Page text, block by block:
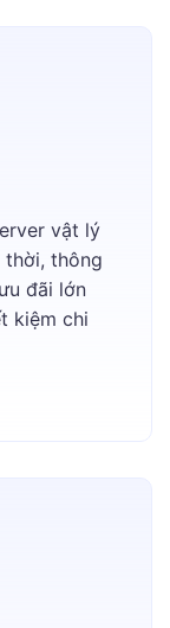
vật lý
thông
đãi lớn
kiệm chi